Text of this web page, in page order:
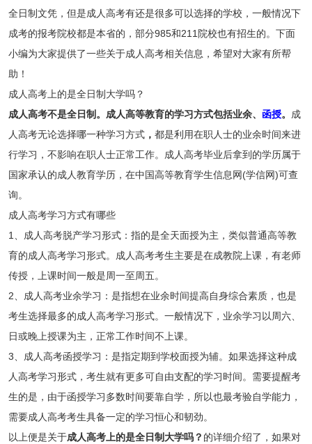
全日制文凭，但是成人高考有还是很多可以选择的学校，一般情况下
成考的报考院校都是本省的，部分985和211院校也有招生的。下面
小编为大家提供了一些关于成人高考相关信息，希望对大家有所帮
助！
成人高考上的是全日制大学吗？
成人高考不是全日制。成人高等教育的学习方式包括业余、 函授。 成
人高考无论选择哪一种学习方式， 都是利用在职人士的业余时间来进
行学习，不影响在职人士正常工作。成人高考毕业后拿到的学历属于
国家承认的成人教育学历，在中国高等教育学生信息网(学信网)可查
询。
成人高考学习方式有哪些
1、成人高考脱产学习形式：指的是全天面授为主，类似普通高等教
育的成人高考学习形式。成人高考考生主要是在成教院上课，有老师
传授，上课时间一般是周一至周五。
2、成人高考业余学习：是指想在业余时间提高自身综合素质，也是
考生选择最多的成人高考学习形式。一般情况下，业余学习以周六、
日或晚上授课为主，正常工作时间不上课。
3、成人高考函授学习：是指定期到学校面授为辅。如果选择这种成
人高考学习形式，考生就有更多可自由支配的学习时间。需要提醒考
生的是，由于函授学习多数时间要靠自学，所以也最考验自学能力，
需要成人高考考生具备一定的学习恒心和韧劲。
以上便是关于成人高考上的是全日制大学吗？ 的详细介绍了，如果对